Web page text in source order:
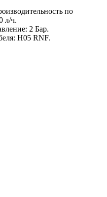
по
л/ч.
2 Бар.
H05 RNF.